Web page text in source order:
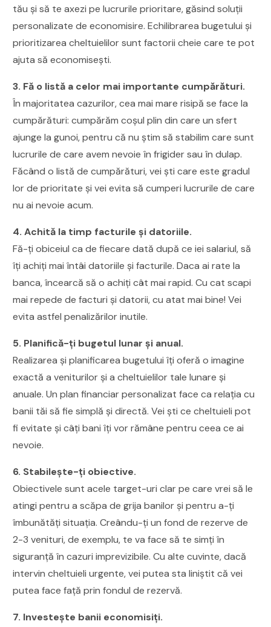
tău și să te axezi pe lucrurile prioritare, găsind soluții
personalizate de economisire. Echilibrarea bugetului și
prioritizarea cheltuielilor sunt factorii cheie care te pot
ajuta să economisești.
3. Fă o listă a celor mai importante cumpărături.
În majoritatea cazurilor, cea mai mare risipă se face la
cumpărături: cumpărăm coșul plin din care un sfert
ajunge la gunoi, pentru că nu știm să stabilim care sunt
lucrurile de care avem nevoie în frigider sau în dulap.
Făcând o listă de cumpărături, vei ști care este gradul
lor de prioritate și vei evita să cumperi lucrurile de care
nu ai nevoie acum.
4. Achită la timp facturile și datoriile.
Fă-ți obiceiul ca de fiecare dată după ce iei salariul, să
îți achiți mai întâi datoriile și facturile. Daca ai rate la
banca, încearcă să o achiți cât mai rapid. Cu cat scapi
mai repede de facturi și datorii, cu atat mai bine! Vei
evita astfel penalizărilor inutile.
5. Planifică-ți bugetul lunar și anual.
Realizarea și planificarea bugetului îți oferă o imagine
exactă a veniturilor și a cheltuielilor tale lunare și
anuale. Un plan financiar personalizat face ca relația cu
banii tăi să fie simplă și directă. Vei ști ce cheltuieli pot
fi evitate și câți bani îți vor rămâne pentru ceea ce ai
nevoie.
6. Stabilește-ți obiective.
Obiectivele sunt acele target-uri clar pe care vrei să le
atingi pentru a scăpa de grija banilor și pentru a-ți
îmbunătăți situația. Creându-ți un fond de rezerve de
2-3 venituri, de exemplu, te va face să te simți în
siguranță în cazuri imprevizibile. Cu alte cuvinte, dacă
intervin cheltuieli urgente, vei putea sta liniștit că vei
putea face față prin fondul de rezervă.
7. Investește banii economisiți.